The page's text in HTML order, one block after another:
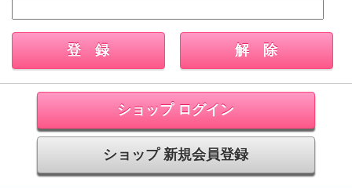
ショップ ログイン
ショップ 新規会員登録